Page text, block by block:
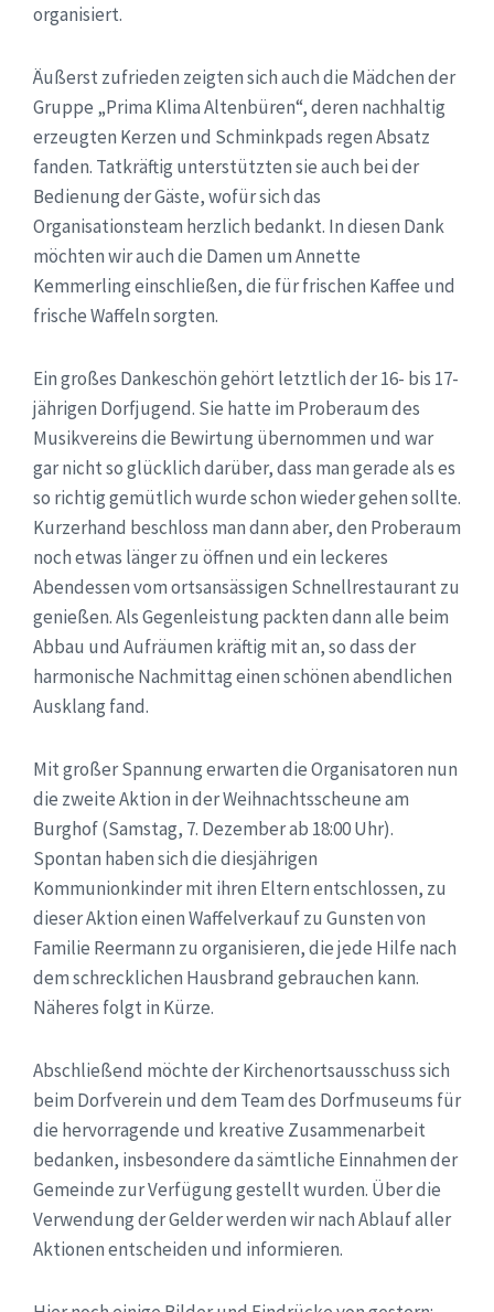
organisiert.
Äußerst zufrieden zeigten sich auch die Mädchen der
Gruppe „Prima Klima Altenbüren“, deren nachhaltig
erzeugten Kerzen und Schminkpads regen Absatz
fanden. Tatkräftig unterstützten sie auch bei der
Bedienung der Gäste, wofür sich das
Organisationsteam herzlich bedankt. In diesen Dank
möchten wir auch die Damen um Annette
Kemmerling einschließen, die für frischen Kaffee und
frische Waffeln sorgten.
Ein großes Dankeschön gehört letztlich der 16- bis 17-
jährigen Dorfjugend. Sie hatte im Proberaum des
Musikvereins die Bewirtung übernommen und war
gar nicht so glücklich darüber, dass man gerade als es
so richtig gemütlich wurde schon wieder gehen sollte.
Kurzerhand beschloss man dann aber, den Proberaum
noch etwas länger zu öffnen und ein leckeres
Abendessen vom ortsansässigen Schnellrestaurant zu
genießen. Als Gegenleistung packten dann alle beim
Abbau und Aufräumen kräftig mit an, so dass der
harmonische Nachmittag einen schönen abendlichen
Ausklang fand.
Mit großer Spannung erwarten die Organisatoren nun
die zweite Aktion in der Weihnachtsscheune am
Burghof (Samstag, 7. Dezember ab 18:00 Uhr).
Spontan haben sich die diesjährigen
Kommunionkinder mit ihren Eltern entschlossen, zu
dieser Aktion einen Waffelverkauf zu Gunsten von
Familie Reermann zu organisieren, die jede Hilfe nach
dem schrecklichen Hausbrand gebrauchen kann.
Näheres folgt in Kürze.
Abschließend möchte der Kirchenortsausschuss sich
beim Dorfverein und dem Team des Dorfmuseums für
die hervorragende und kreative Zusammenarbeit
bedanken, insbesondere da sämtliche Einnahmen der
Gemeinde zur Verfügung gestellt wurden. Über die
Verwendung der Gelder werden wir nach Ablauf aller
Aktionen entscheiden und informieren.